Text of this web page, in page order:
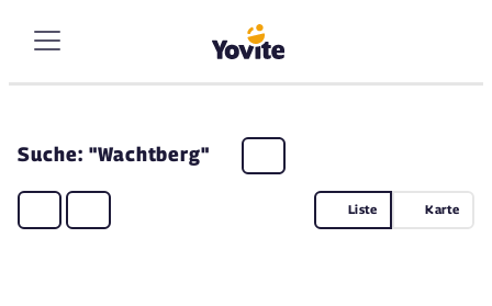
Suche: "Wachtberg"
Liste Karte